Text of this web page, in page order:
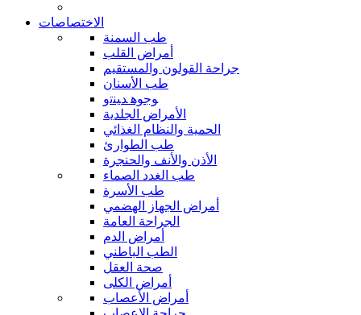
الاختصاصات
طب السمنة
أمراض القلب
جراحة القولون والمستقيم
طب الأسنان
ﻮﺟﻮﻫ ﺪﻴﻨﺗﻭ
الأمراض الجلدية
الحمية والنظام الغذائي
طب الطوارئ
الأذن والأنف والحنجرة
طب الغدد الصماء
طب الأسرة
أمراض الجهاز الهضمي
الجراحة العامة
أمراض الدم
الطب الباطني
صحة العقل
أمراض الكلى
أمراض الأعصاب